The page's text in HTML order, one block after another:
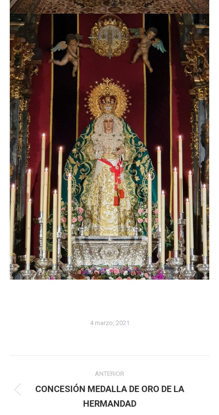
4 marzo, 2021
entre
ANTERIOR
anterior:
CONCESIÓN MEDALLA DE ORO DE LA
HERMANDAD